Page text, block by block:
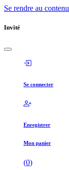
Se rendre au contenu
Invité
Se connecter
Enregistrer
Mon panier
(0)